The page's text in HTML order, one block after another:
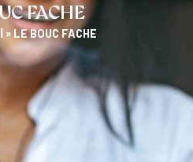
FACHE
» LE BOUC FACHE